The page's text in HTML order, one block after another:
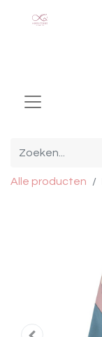
Alle producten